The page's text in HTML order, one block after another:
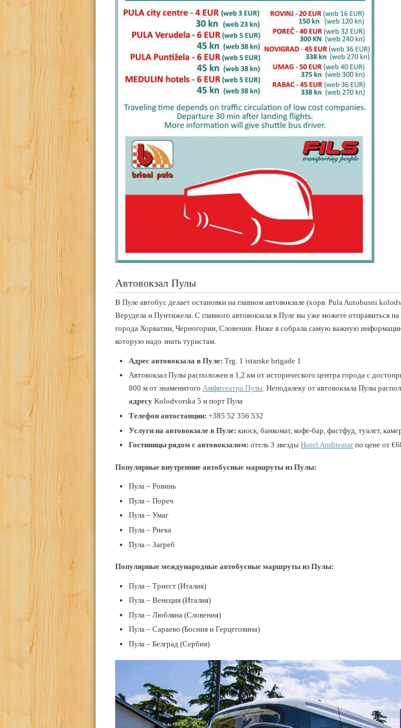
Автовокзал Пулы
В Пуле автобус делает остановки на главном автовокзале (хорв. Pula Autobusni
Верудела и Пунтижела. С главного автовокзала в Пуле вы уже можете отправиться на
города Хорватии, Черногории, Словении. Ниже я собрала самую важную
которую надо знать туристам.
Адрес автовокзала в Пуле:Trg. 1 istarske brigade 1
Автовокзал Пулы расположен в 1,2 км от исторического центра города с
800 м от знаменитогоАмфитеатра Пулы. Неподалеку от автовокзала Пулы
адресуKolodvorska 5 и порт Пула
Телефон автостанции: +385 52 356 532
Услуги на автовокзале в Пуле:киоск, банкомат, кофе-бар, фастфуд, туалет,
Гостиницы рядом с автовокзалом: отель 3 звездыHotel Amfiteatarпо цене от
Популярные внутренние автобусные маршруты из Пулы:
Пула – Ровинь
Пула – Пореч
Пула – Умаг
Пула – Риека
Пула – Загреб
Популярные международные автобусные маршруты из Пулы:
Пула – Триест (Италия)
Пула – Венеция (Италия)
Пула – Любляна (Словения)
Пула – Сараево (Босния и Герцеговина)
Пула – Белград (Сербия)